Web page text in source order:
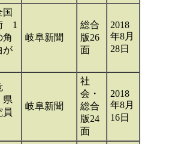
1
角
が
岐阜新聞
総合
版26
面
2018
年8月
28日
県
岐阜新聞
社
会・
総合
版24
面
2018
年8月
16日